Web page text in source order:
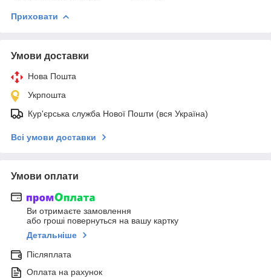
Приховати
Умови доставки
Нова Пошта
Укрпошта
Кур'єрська служба Нової Пошти (вся Україна)
Всі умови доставки
Умови оплати
Ви отримаєте замовлення
або гроші повернуться на вашу картку
Детальніше
Післяплата
Оплата на рахунок